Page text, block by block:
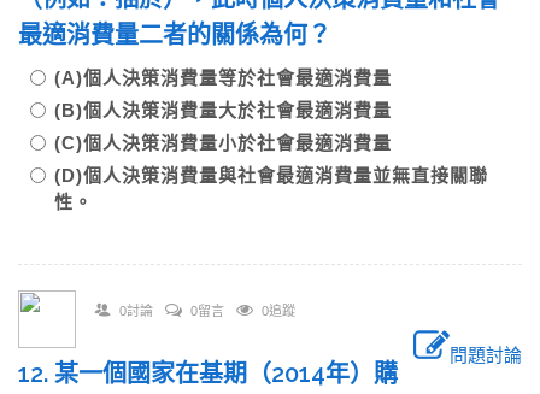
最適消費量二者的關係為何？
(A)個人決策消費量等於社會最適消費量
(B)個人決策消費量大於社會最適消費量
(C)個人決策消費量小於社會最適消費量
(D)個人決策消費量與社會最適消費量並無直接關聯
性。
0討論 0留言 0追蹤
問題討論
12. 某一個國家在基期（2014年）購